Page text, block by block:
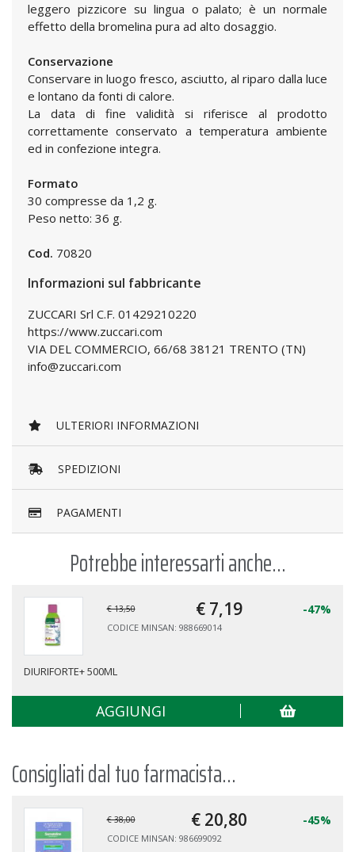
leggero pizzicore su lingua o palato; è un normale
effetto della bromelina pura ad alto dosaggio.
Conservazione
Conservare in luogo fresco, asciutto, al riparo dalla luce
e lontano da fonti di calore.
La data di fine validità si riferisce al prodotto
correttamente conservato a temperatura ambiente
ed in confezione integra.
Formato
30 compresse da 1,2 g.
Peso netto: 36 g.
Cod. 70820
Informazioni sul fabbricante
ZUCCARI Srl C.F. 01429210220
https://www.zuccari.com
VIA DEL COMMERCIO, 66/68 38121 TRENTO (TN)
info@zuccari.com
ULTERIORI INFORMAZIONI
SPEDIZIONI
PAGAMENTI
Potrebbe interessarti anche...
€ 13,50 € 7,19 -47%
CODICE MINSAN: 988669014
DIURIFORTE+ 500ML
AGGIUNGI
Consigliati dal tuo farmacista...
€ 38,00 € 20,80 -45%
CODICE MINSAN: 986699092